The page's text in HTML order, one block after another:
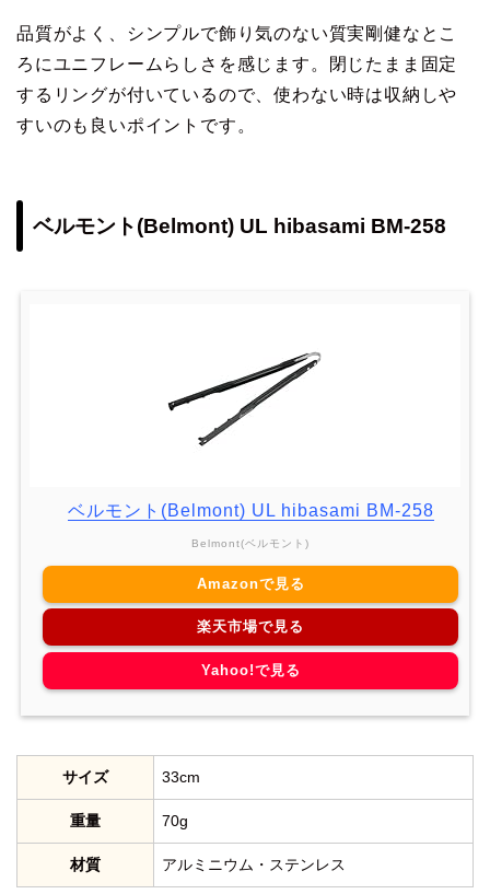
品質がよく、シンプルで飾り気のない質実剛健なとこ
ろにユニフレームらしさを感じます。閉じたまま固定
するリングが付いているので、使わない時は収納しや
すいのも良いポイントです。
ベルモント(Belmont) UL hibasami BM-258
ベルモント(Belmont) UL hibasami BM-258
Belmont(ベルモント)
Amazonで見る
楽天市場で見る
Yahoo!で見る
サイズ 33cm
重量 70g
材質 アルミニウム・ステンレス